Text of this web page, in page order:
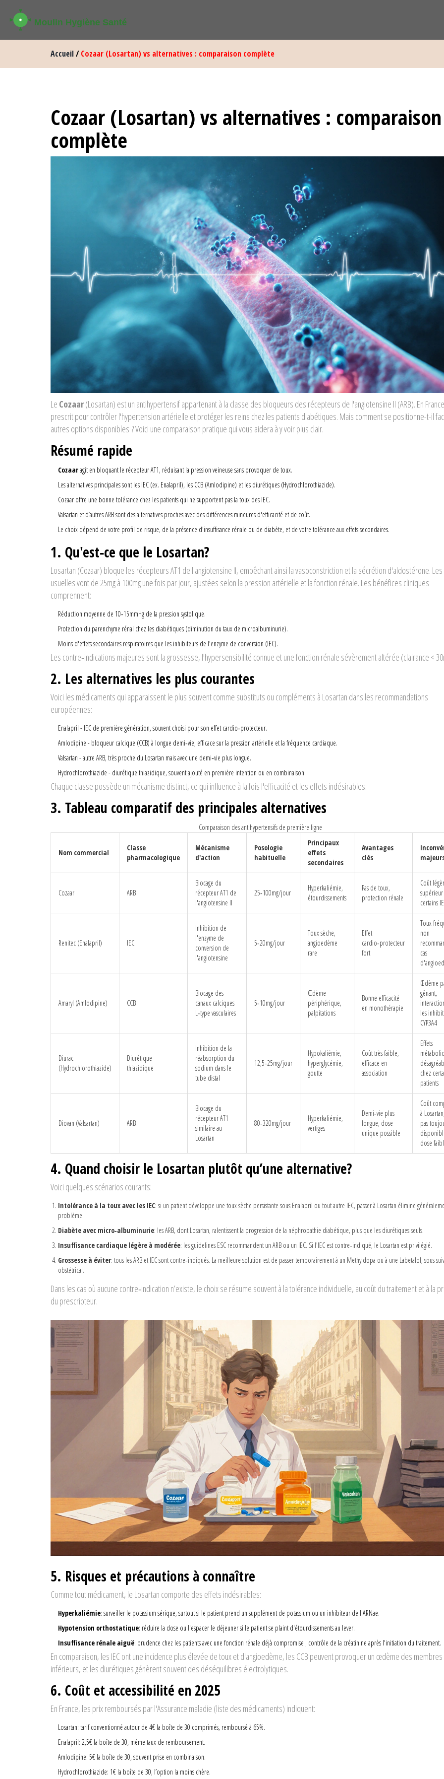
Accueil/Cozaar (Losartan) vs alternatives : comparaison complète
Cozaar (Losartan) vs alternatives : comparaison
complète
Le Cozaar(Losartan) est un antihypertensif appartenant à la classe des bloqueurs des récepteurs de l'angiotensine II (ARB). En
prescrit pour contrôler l'hypertension artérielle et protéger les reins chez les patients diabétiques. Mais comment se positionne-t-il
autres options disponibles ? Voici une comparaison pratique qui vous aidera à y voir plus clair.
Résumé rapide
Cozaaragit en bloquant le récepteur AT1, réduisant la pression veineuse sans provoquer de toux.
Les alternatives principales sont les IEC (ex. Enalapril), les CCB (Amlodipine) et les diurétiques (Hydrochlorothiazide).
Cozaar offre une bonne tolérance chez les patients qui ne supportent pas la toux des IEC.
Valsartan et d’autres ARB sont des alternatives proches avec des différences mineures d'efficacité et de coût.
Le choix dépend de votre profil de risque, de la présence d'insuffisance rénale ou de diabète, et de votre tolérance aux effets secondaires.
1. Qu'est‑ce que le Losartan?
Losartan (Cozaar) bloque les récepteurs AT1 de l'angiotensine II, empêchant ainsi la vasoconstriction et la sécrétion d'aldostérone.
usuelles vont de 25mg à 100mg une fois par jour, ajustées selon la pression artérielle et la fonction rénale. Les bénéfices cliniques
comprennent:
Réduction moyenne de 10‑15mmHg de la pression systolique.
Protection du parenchyme rénal chez les diabétiques (diminution du taux de microalbuminurie).
Moins d'effets secondaires respiratoires que les inhibiteurs de l'enzyme de conversion (IEC).
Les contre‑indications majeures sont la grossesse, l'hypersensibilité connue et une fonction rénale sévèrement altérée (clairance <
2. Les alternatives les plus courantes
Voici les médicaments qui apparaissent le plus souvent comme substituts ou compléments à Losartan dans les recommandations
européennes:
Enalapril - IEC de première génération, souvent choisi pour son effet cardio‑protecteur.
Amlodipine - bloqueur calcique (CCB) à longue demi‑vie, efficace sur la pression artérielle et la fréquence cardiaque.
Valsartan - autre ARB, très proche du Losartan mais avec une demi‑vie plus longue.
Hydrochlorothiazide - diurétique thiazidique, souvent ajouté en première intention ou en combinaison.
Chaque classe possède un mécanisme distinct, ce qui influence à la fois l'efficacité et les effets indésirables.
3. Tableau comparatif des principales alternatives
Comparaison des antihypertensifs de première ligne
Nom commercial
Classe
pharmacologique
Mécanisme
d'action
Posologie
habituelle
Principaux
effets
secondaires
Avantages
clés
Cozaar ARB
Blocage du
récepteur AT1 de
l'angiotensine II
25‑100mg/jour
Hyperkaliémie,
étourdissements
Pas de toux,
protection rénale
Coût
supérieur
certains
Renitec (Enalapril) IEC
Inhibition de
l'enzyme de
conversion de
l'angiotensine
5‑20mg/jour
Toux sèche,
angioedème
rare
Effet
cardio‑protecteur
fort
Toux
non
cas
Amaryl (Amlodipine) CCB
Blocage des
canaux calciques
L‑type vasculaires
5‑10mg/jour
Œdème
périphérique,
palpitations
Bonne efficacité
en monothérapie
Œdème
gênant,
les
CYP3A4
Diurac
(Hydrochlorothiazide)
Diurétique
thiazidique
Inhibition de la
réabsorption du
sodium dans le
tube distal
12,5‑25mg/jour
Hypokaliémie,
hyperglycémie,
goutte
Coût très faible,
efficace en
association
Effets
chez
patients
Diovan (Valsartan) ARB
Blocage du
récepteur AT1
similaire au
Losartan
80‑320mg/jour
Hyperkaliémie,
vertiges
Demi‑vie plus
longue, dose
unique possible
Coût
à
pas
dose
4. Quand choisir le Losartan plutôt qu’une alternative?
Voici quelques scénarios courants:
Intolérance à la toux avec les IEC: si un patient développe une toux sèche persistante sous Enalapril ou tout autre IEC, passer à Losartan élimine
problème.
Diabète avec micro‑albuminurie: les ARB, dont Losartan, ralentissent la progression de la néphropathie diabétique, plus que les diurétiques seuls.
Insuffisance cardiaque légère à modérée: les guidelines ESC recommandent un ARB ou un IEC. Si l'IEC est contre‑indiqué, le Losartan est privilégié.
Grossesse à éviter: tous les ARB et IEC sont contre‑indiqués. La meilleure solution est de passer temporairement à un Methyldopa ou à une Labetalol, sous
obstétrical.
Dans les cas où aucune contre‑indication n’existe, le choix se résume souvent à la tolérance individuelle, au coût du traitement et à la
du prescripteur.
5. Risques et précautions à connaître
Comme tout médicament, le Losartan comporte des effets indésirables:
Hyperkaliémie: surveiller le potassium sérique, surtout si le patient prend un supplément de potassium ou un inhibiteur de l'ARNae.
Hypotension orthostatique: réduire la dose ou l'espacer le déjeuner si le patient se plaint d'étourdissements au lever.
Insuffisance rénale aiguë: prudence chez les patients avec une fonction rénale déjà compromise ; contrôle de la créatinine après l'initiation du traitement.
En comparaison, les IEC ont une incidence plus élevée de toux et d'angioedème, les CCB peuvent provoquer un œdème des membres
inférieurs, et les diurétiques génèrent souvent des déséquilibres électrolytiques.
6. Coût et accessibilité en 2025
En France, les prix remboursés par l'Assurance maladie (liste des médicaments) indiquent:
Losartan: tarif conventionné autour de 4€ la boîte de 30 comprimés, remboursé à 65%.
Enalapril: 2,5€ la boîte de 30, même taux de remboursement.
Amlodipine: 5€ la boîte de 30, souvent prise en combinaison.
Hydrochlorothiazide: 1€ la boîte de 30, l’option la moins chère.